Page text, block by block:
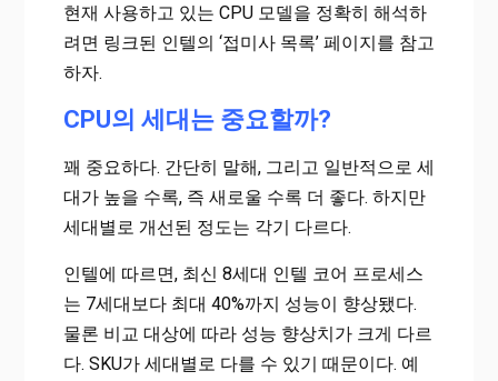
현재 사용하고 있는 CPU 모델을 정확히 해석하
려면 링크된 인텔의 ‘접미사 목록’ 페이지를 참고
하자.
CPU의 세대는 중요할까?
꽤 중요하다. 간단히 말해, 그리고 일반적으로 세
대가 높을 수록, 즉 새로울 수록 더 좋다. 하지만
세대별로 개선된 정도는 각기 다르다.
인텔에 따르면, 최신 8세대 인텔 코어 프로세스
는 7세대보다 최대 40%까지 성능이 향상됐다.
물론 비교 대상에 따라 성능 향상치가 크게 다르
다. SKU가 세대별로 다를 수 있기 때문이다. 예